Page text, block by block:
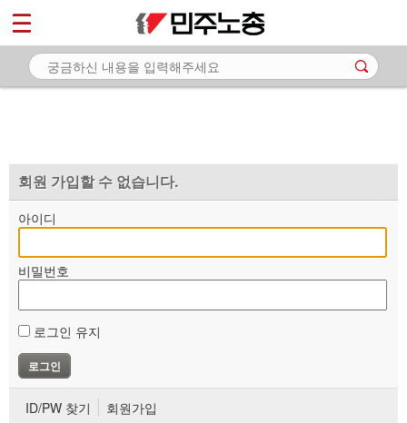
회원 가입할 수 없습니다.
아이디
비밀번호
로그인 유지
ID/PW 찾기 회원가입
마이페이지
소개
자료
부설기관